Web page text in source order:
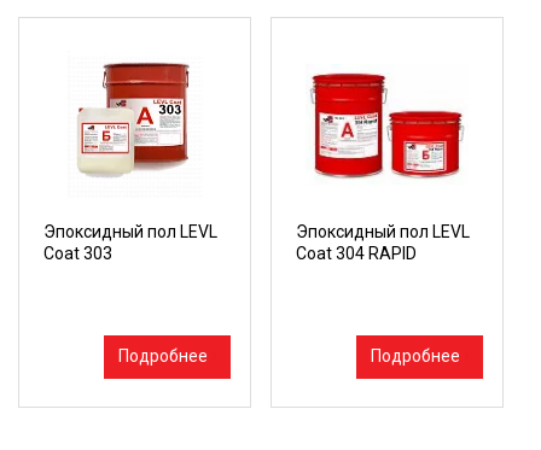
Эпоксидный пол LEVL
Coat 303
Подробнее
Эпоксидный пол LEVL
Coat 304 RAPID
Подробнее